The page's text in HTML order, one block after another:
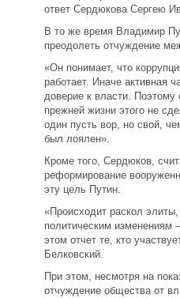
ответ Сердюкова Сергею
В то же время Владимир
преодолеть отчуждение
«Он понимает, что
работает. Иначе активная
доверие к власти.
прежней жизни этого не
один пусть вор, но свой,
был лоялен».
Кроме того, Сердюков,
реформирование
эту цель Путин.
«Происходит раскол
политическим изменениям
этом отчет те, кто
Белковский.
При этом, несмотря на
отчуждение общества от